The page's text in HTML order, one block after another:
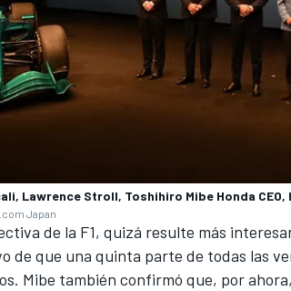
Lawrence Stroll, Toshihiro Mibe Honda CEO,
Japan
de la F1, quizá resulte más
de que una quinta parte de todas las
Mibe también confirmó que, por